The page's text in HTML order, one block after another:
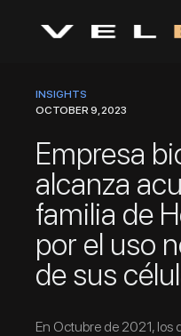
INSIGHTS
OCTOBER 9, 2023
Empresa
alcanza
familia de
por el uso
de sus
En Octubre de 2021, los